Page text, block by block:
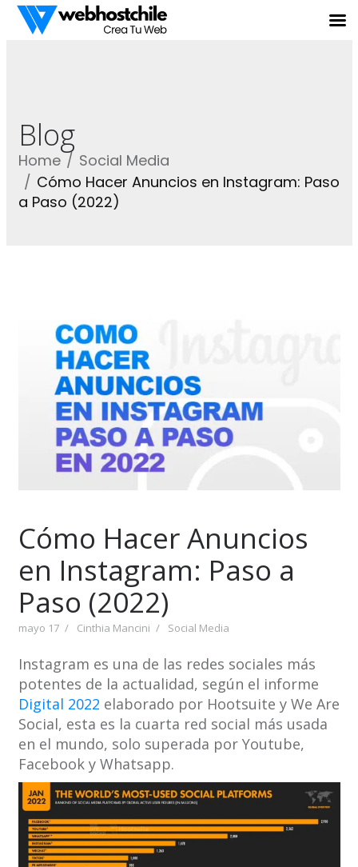
Blog
Home
Social Media
Cómo Hacer Anuncios en Instagram: Paso
a Paso (2022)
Cómo Hacer Anuncios
en Instagram: Paso a
Paso (2022)
mayo 17 Cinthia Mancini Social Media
Instagram es una de las redes sociales más
potentes de la actualidad, según el informe
Digital 2022 elaborado por Hootsuite y We Are
Social, esta es la cuarta red social más usada
en el mundo, solo superada por Youtube,
Facebook y Whatsapp.